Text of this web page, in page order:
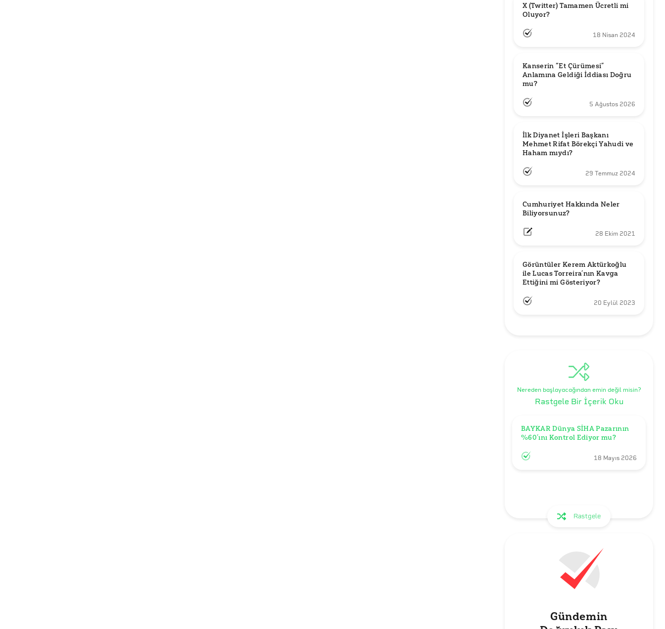
X (Twitter) Tamamen Ücretli mi
Oluyor?
18 Nisan 2024
Kanserin “Et Çürümesi”
Anlamına Geldiği İddiası Doğru
mu?
5 Ağustos 2026
İlk Diyanet İşleri Başkanı
Mehmet Rifat Börekçi Yahudi ve
Haham mıydı?
29 Temmuz 2024
Cumhuriyet Hakkında Neler
Biliyorsunuz?
28 Ekim 2021
Görüntüler Kerem Aktürkoğlu
ile Lucas Torreira’nın Kavga
Ettiğini mi Gösteriyor?
20 Eylül 2023
Nereden başlayacağından emin değil misin?
Rastgele Bir İçerik Oku
BAYKAR Dünya SİHA Pazarının
%60’ını Kontrol Ediyor mu?
18 Mayıs 2026
Rastgele
Gündemin